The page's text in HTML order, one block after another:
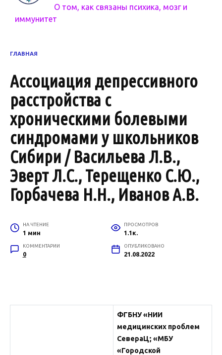
О том, как связаны психика, мозг и
иммунитет
ГЛАВНАЯ
Ассоциация депрессивного
расстройства с
хроническими болевыми
синдромами у школьников
Сибири / Васильева Л.В.,
Эверт Л.С., Терещенко С.Ю.,
Горбачева Н.Н., Иванов А.В.
НА ЧТЕНИЕ
1 мин
ПРОСМОТРОВ
1.1к.
КОММЕНТАРИИ
0
ОПУБЛИКОВАНО
21.08.2022
ФГБНУ «НИИ
медицинских проблем
СевераЦ; «МБУ
«Городской